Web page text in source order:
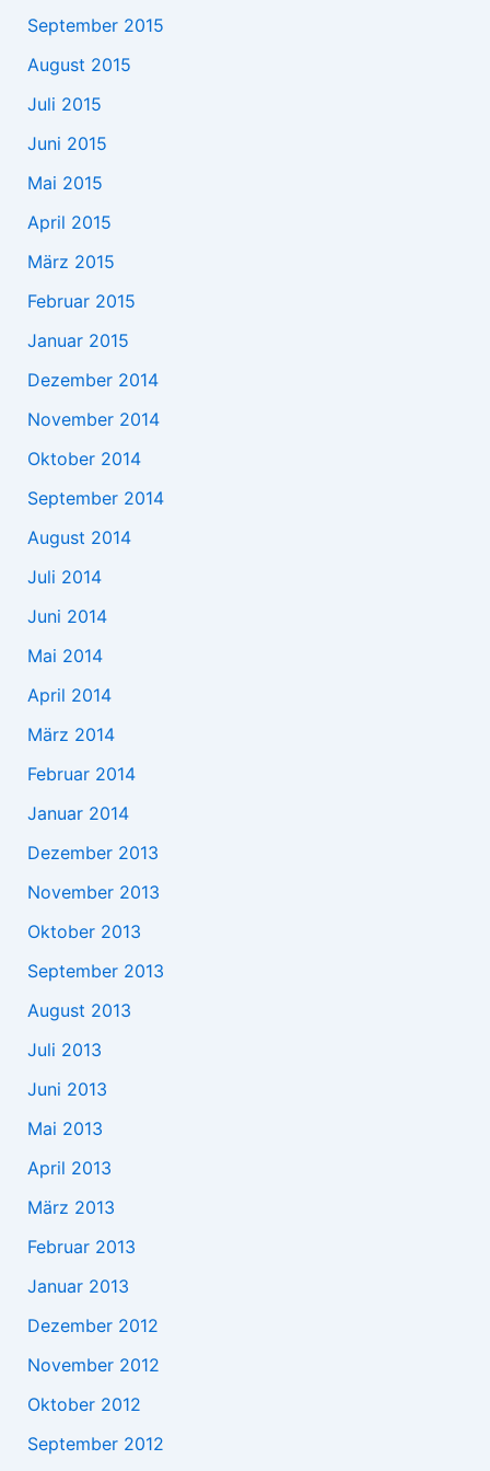
September 2015
August 2015
Juli 2015
Juni 2015
Mai 2015
April 2015
März 2015
Februar 2015
Januar 2015
Dezember 2014
November 2014
Oktober 2014
September 2014
August 2014
Juli 2014
Juni 2014
Mai 2014
April 2014
März 2014
Februar 2014
Januar 2014
Dezember 2013
November 2013
Oktober 2013
September 2013
August 2013
Juli 2013
Juni 2013
Mai 2013
April 2013
März 2013
Februar 2013
Januar 2013
Dezember 2012
November 2012
Oktober 2012
September 2012